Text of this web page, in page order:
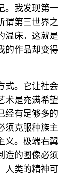
。我发现第一
谓第三世界之
温床。这就是
的作品却变得
式。它让社会
术是充满希望
经有足够多的
须克服种族主
义。极端右翼
造的图像必须
人类的精神可